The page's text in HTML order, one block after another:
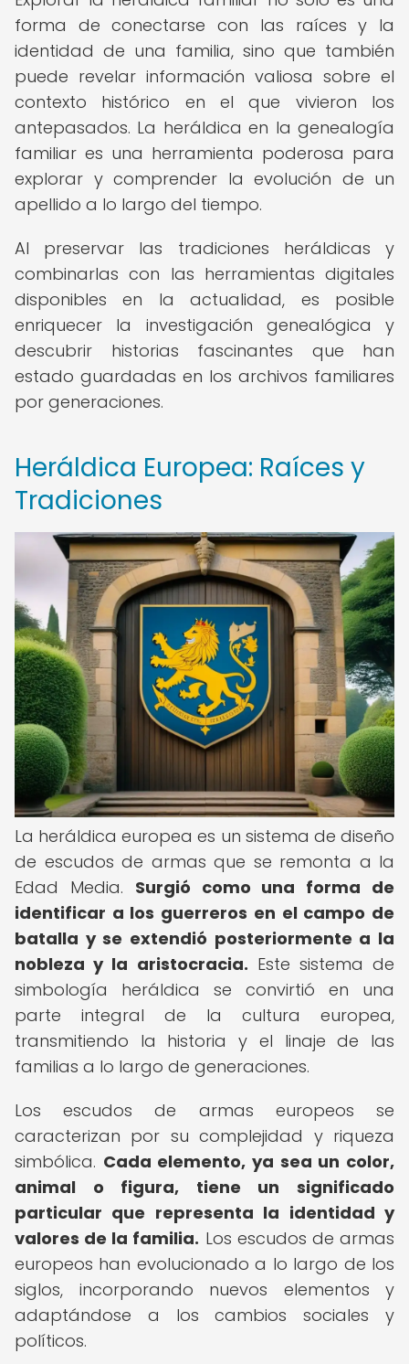
forma de conectarse con las raíces y la
identidad de una familia, sino que también
puede revelar información valiosa sobre el
contexto histórico en el que vivieron los
antepasados. La heráldica en la genealogía
familiar es una herramienta poderosa para
explorar y comprender la evolución de un
apellido a lo largo del tiempo.
Al preservar las tradiciones heráldicas y
combinarlas con las herramientas digitales
disponibles en la actualidad, es posible
enriquecer la investigación genealógica y
descubrir historias fascinantes que han
estado guardadas en los archivos familiares
por generaciones.
Heráldica Europea: Raíces y
Tradiciones
La heráldica europea es un sistema de diseño
de escudos de armas que se remonta a la
Edad Media. Surgió como una forma de
identificar a los guerreros en el campo de
batalla y se extendió posteriormente a la
nobleza y la aristocracia. Este sistema de
simbología heráldica se convirtió en una
parte integral de la cultura europea,
transmitiendo la historia y el linaje de las
familias a lo largo de generaciones.
Los escudos de armas europeos se
caracterizan por su complejidad y riqueza
simbólica. Cada elemento, ya sea un color,
animal o figura, tiene un significado
particular que representa la identidad y
valores de la familia. Los escudos de armas
europeos han evolucionado a lo largo de los
siglos, incorporando nuevos elementos y
adaptándose a los cambios sociales y
políticos.